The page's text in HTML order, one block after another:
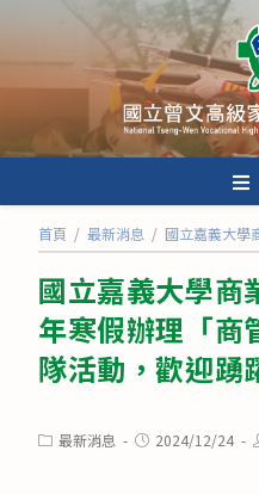
內
首頁 / 最新消息 / 國立嘉義大學
國立嘉義大學商
年寒假辦理「商
隊活動，歡迎踴
Post最新消息
Post2024/12/24